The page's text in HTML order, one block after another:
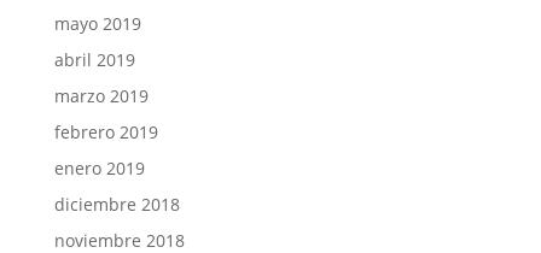
mayo 2019
abril 2019
marzo 2019
febrero 2019
enero 2019
diciembre 2018
noviembre 2018